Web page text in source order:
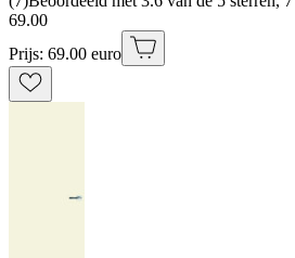
69.00
Prijs: 69.00 euro